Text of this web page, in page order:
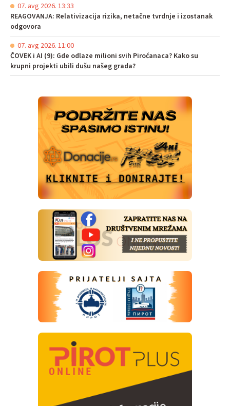
07. avg 2026. 13:33
REAGOVANJA: Relativizacija rizika, netačne tvrdnje i izostanak
odgovora
07. avg 2026. 11:00
ČOVEK i AI (9): Gde odlaze milioni svih Piroćanaca? Kako su
krupni projekti ubili dušu našeg grada?